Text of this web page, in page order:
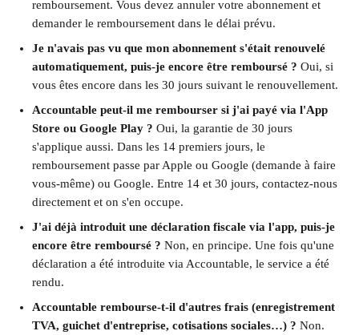
remboursement. Vous devez annuler votre abonnement et
demander le remboursement dans le délai prévu.
Je n'avais pas vu que mon abonnement s'était renouvelé
automatiquement, puis-je encore être remboursé ? Oui, si
vous êtes encore dans les 30 jours suivant le renouvellement.
Accountable peut-il me rembourser si j'ai payé via l'App
Store ou Google Play ? Oui, la garantie de 30 jours
s'applique aussi. Dans les 14 premiers jours, le
remboursement passe par Apple ou Google (demande à faire
vous-même) ou Google. Entre 14 et 30 jours, contactez-nous
directement et on s'en occupe.
J'ai déjà introduit une déclaration fiscale via l'app, puis-je
encore être remboursé ? Non, en principe. Une fois qu'une
déclaration a été introduite via Accountable, le service a été
rendu.
Accountable rembourse-t-il d'autres frais (enregistrement
TVA, guichet d'entreprise, cotisations sociales…) ? Non.